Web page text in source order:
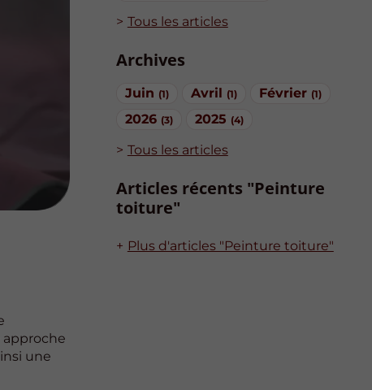
Tous les articles
Archives
Juin (1) Avril (1) Février (1)
2026 (3) 2025 (4)
Tous les articles
Articles récents "Peinture
toiture"
Plus d'articles "Peinture toiture"
approche
une